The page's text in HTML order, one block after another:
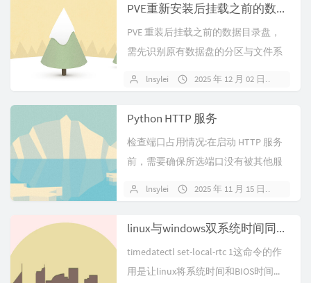
PVE重新安装后挂载之前的数据目录盘
PVE 重装后挂载之前的数据目录盘，
需先识别原有数据盘的分区与文件系
lnsylei 2025 年 12 月 02 日
Python HTTP 服务
检查端口占用情况:在启动 HTTP 服务
前，需要确保所选端口没有被其他服
lnsylei 2025 年 11 月 15 日
linux与windows双系统时间同步问题
timedatectl set-local-rtc 1这命令的作
用是让linux将系统时间和BIOS时间...